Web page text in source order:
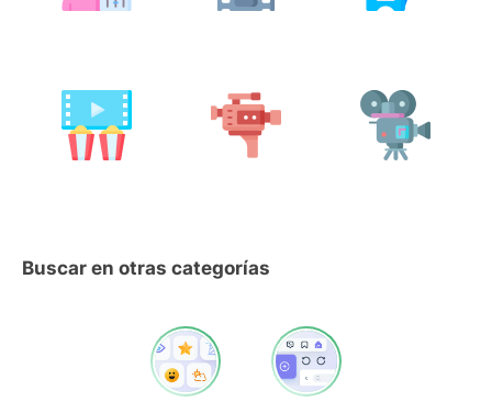
Buscar en otras categorías